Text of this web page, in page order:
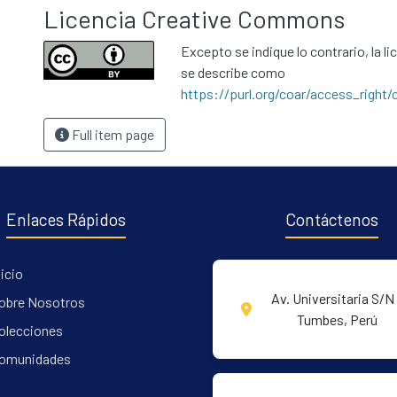
Licencia Creative Commons
Excepto se indique lo contrario, la
se describe como
https://purl.org/coar/access_right/
Full item page
Enlaces Rápidos
Nosotros
Contáctenos
Av. Universitaria S/N
Tumbes, Perú